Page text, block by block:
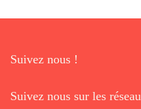
Suivez nous !
Suivez nous sur les